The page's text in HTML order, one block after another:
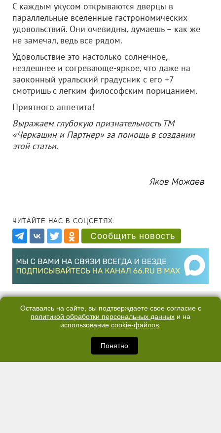
С каждым укусом открываются дверцы в
параллельные вселенные гастрономических
удовольствий. Они очевидны, думаешь – как же
не замечал, ведь все рядом.
Удовольствие это настолько солнечное,
нездешнее и согревающе-яркое, что даже на
заоконный уральский градусник с его +7
смотришь с легким философским порицанием.
Приятного аппетита!
Выражаем глубокую признательность ТМ
«Черкашин и Партнер» за помощь в создании
этой статьи.
Яков Можаев
ЧИТАЙТЕ НАС В СОЦСЕТЯХ:
Сообщить новость
Оставаясь на сайте, вы подтверждаете свое согласие с
политикой обработки персональных данных и на
использование cookie-файлов.
Понятно